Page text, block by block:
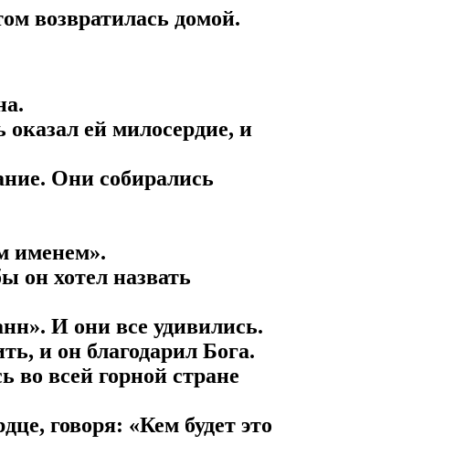
возвратилась домой.
ей милосердие, и
Они собирались
именем».
он хотел назвать
И они все удивились.
и он благодарил Бога.
во всей горной стране
говоря: «Кем будет это